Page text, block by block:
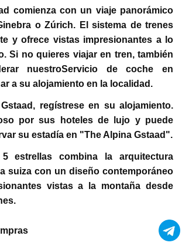
comienza con un viaje panorámico
o Zúrich. El sistema de trenes
y ofrece vistas impresionantes a lo
Si no quieres viajar en tren, también
nuestroServicio de coche en
a su alojamiento en la localidad.
regístrese en su alojamiento.
por sus hoteles de lujo y puede
su estadía en "The Alpina Gstaad".
estrellas combina la arquitectura
suiza con un diseño contemporáneo
vistas a la montaña desde